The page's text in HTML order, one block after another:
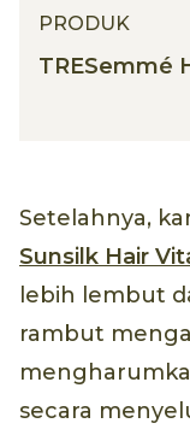
PRODUK
TRESemmé
Setelahnya,
Sunsilk Hair
lebih lembut
rambut
secara